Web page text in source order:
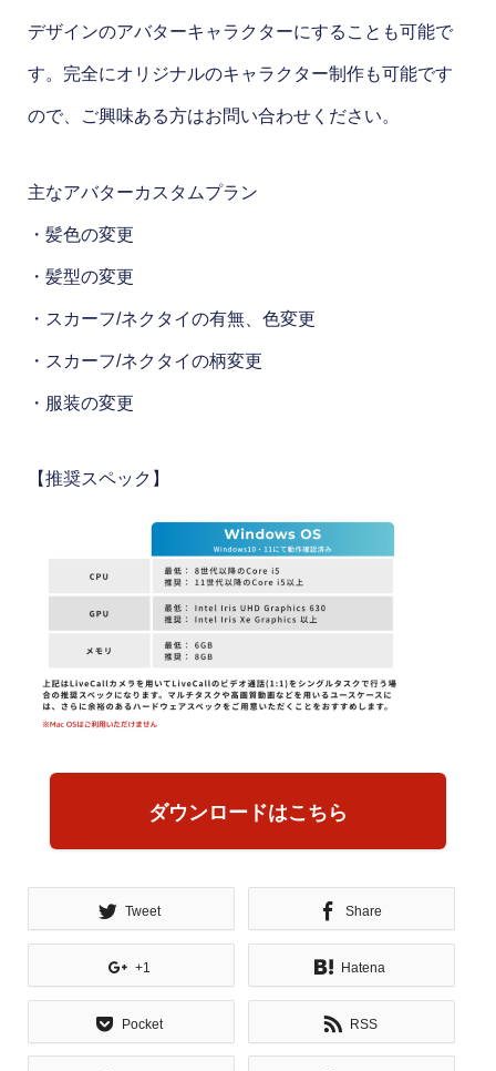
デザインのアバターキャラクターにすることも可能で
す。完全にオリジナルのキャラクター制作も可能です
ので、ご興味ある方はお問い合わせください。
主なアバターカスタムプラン
・髪色の変更
・髪型の変更
・スカーフ/ネクタイの有無、色変更
・スカーフ/ネクタイの柄変更
・服装の変更
【推奨スペック】
ダウンロードはこちら
Tweet Share
+1 Hatena
Pocket RSS